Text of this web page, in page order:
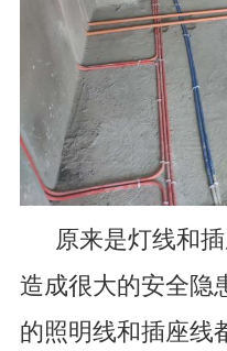
原来是灯线和
造成很大的安全隐
的照明线和插座线